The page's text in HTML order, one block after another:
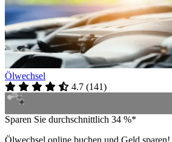
Ölwechsel
4.7 (141)
Sparen Sie durchschnittlich 34 %*
Ölwechsel online buchen und Geld sparen!